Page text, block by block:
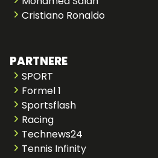
Cristiano Ronaldo
PARTNERE
SPORT
Formel 1
Sportsflash
Racing
Technews24
Tennis Infinity